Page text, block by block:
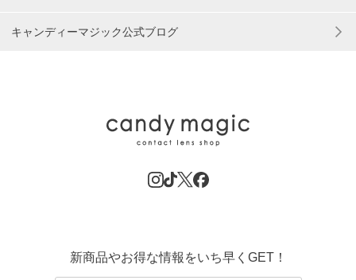
キャンディーマジック公式ブログ
新商品やお得な情報をいち早くGET！